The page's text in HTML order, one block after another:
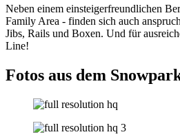
Neben einem einsteigerfreundlichen
Family Area - finden sich auch
Jibs, Rails und Boxen. Und für
Line!
Fotos aus dem